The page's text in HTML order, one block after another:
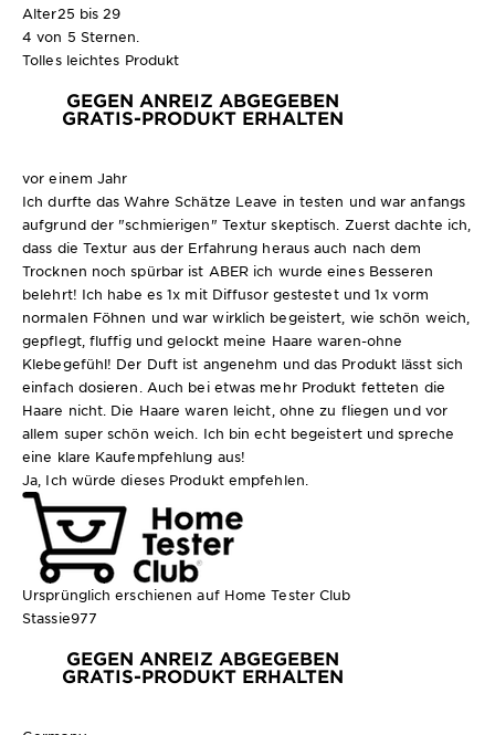
Alter25 bis 29
4 von 5 Sternen.
Tolles leichtes Produkt
GEGEN ANREIZ ABGEGEBEN
GRATIS-PRODUKT ERHALTEN
vor einem Jahr
Ich durfte das Wahre Schätze Leave in testen und war anfangs
aufgrund der "schmierigen" Textur skeptisch. Zuerst dachte ich,
dass die Textur aus der Erfahrung heraus auch nach dem
Trocknen noch spürbar ist ABER ich wurde eines Besseren
belehrt! Ich habe es 1x mit Diffusor gestestet und 1x vorm
normalen Föhnen und war wirklich begeistert, wie schön weich,
gepflegt, fluffig und gelockt meine Haare waren-ohne
Klebegefühl! Der Duft ist angenehm und das Produkt lässt sich
einfach dosieren. Auch bei etwas mehr Produkt fetteten die
Haare nicht. Die Haare waren leicht, ohne zu fliegen und vor
allem super schön weich. Ich bin echt begeistert und spreche
eine klare Kaufempfehlung aus!
Ja, Ich würde dieses Produkt empfehlen.
Ursprünglich erschienen auf Home Tester Club
Stassie977
GEGEN ANREIZ ABGEGEBEN
GRATIS-PRODUKT ERHALTEN